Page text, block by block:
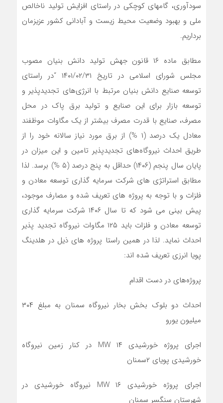
سودآوری، گامهای کوچکی در راستای افزایش تولید ناخالص
ملی و بهبود وضعیت محیط زیست و آبادانی کشور عزیزمان
برداریم.
مطابق ماده ۱۶ قانون جهش تولید دانش بنیان مصوب
مجلس شورای اسلامی در تاریخ ۱۴۰۱/۰۲/۳۱ “در راستای
توسعه صنایع دانش بنیان مرتبط با انرژی‌های تجدیدپذیر و
توسعه بازار برای این صنایع و تولید برق پاک در محل
مصرف، صنایع با قدرت مصرف بیشتر از یک مگاوات موظفند
معادل یک درصد (۱ %) از برق مورد نیاز سالانه خود را از
طریق احداث نیروگاه‌های تجدیدپذیر تامین و این میزان در
پایان سال پنجم (۱۴۰۶) حداقل به پنج درصد (۵ %) برسد. لذا
مطابق استراتژی های شرکت سرمایه گذاری توسعه معادن و
فلزات و با توجه به پروژه های تعریف شده و مصارف موجود،
پیش بینی می شود که تا سال ۱۴۰۶ شرکت سرمایه گذاری
توسعه معادن و فلزات باید ۱۲۵ مگاوات نیروگاه تجدید پذیر
احداث نماید. لذا در همین راستا پروژه های ذیل در هلدینگ
پویا انرزی تعریف شده اند:
پروژه‌های در دست اقدام
احداث دو بلوک بخش بخار نیروگاه سمنان به مبلغ ۳۰۴
میلیون یورو
اجرای پروژه خورشیدی ۱۴ MW در کنار زمین نیروگاه
خورشیدی پویای ۲سمنان
اجرای پروژه خورشیدی ۱۶ MW نیروگاه خورشیدی در
شهرستان سنگسر سمنان